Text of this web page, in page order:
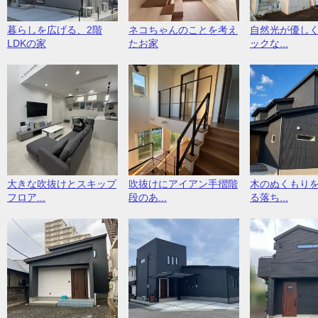
暮らしを広げる、2階
LDKの家
ネコちゃんのことを考え
たお家
自然光が優し
ックな...
大きな吹抜けとスキップ
フロア...
吹抜けにアイアン手摺階
段のあ...
木のぬくもり
る落ち...